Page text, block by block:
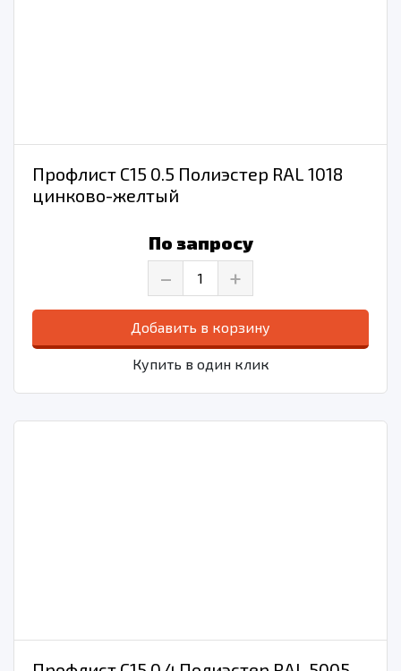
Профлист С15 0.5 Полиэстер RAL 1018
цинково-желтый
По запросу
– +
Добавить в корзину
Купить в один клик